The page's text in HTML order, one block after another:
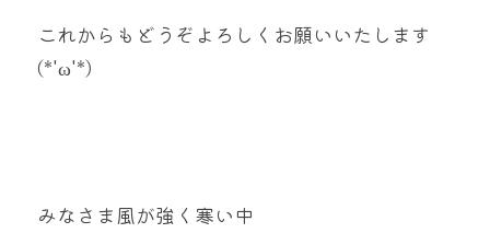
これからもどうぞよろしくお願いいたします
(*'ω'*)
みなさま風が強く寒い中